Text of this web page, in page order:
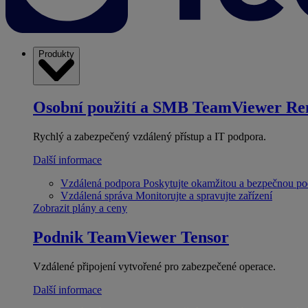
Produkty
Osobní použití a SMB TeamViewer
Rychlý a zabezpečený vzdálený přístup a IT podpora.
Další informace
Vzdálená podpora Poskytujte okamžitou a bezpečnou
Vzdálená správa Monitorujte a spravujte zařízení
Zobrazit plány a ceny
Podnik TeamViewer Tensor
Vzdálené připojení vytvořené pro zabezpečené operace.
Další informace